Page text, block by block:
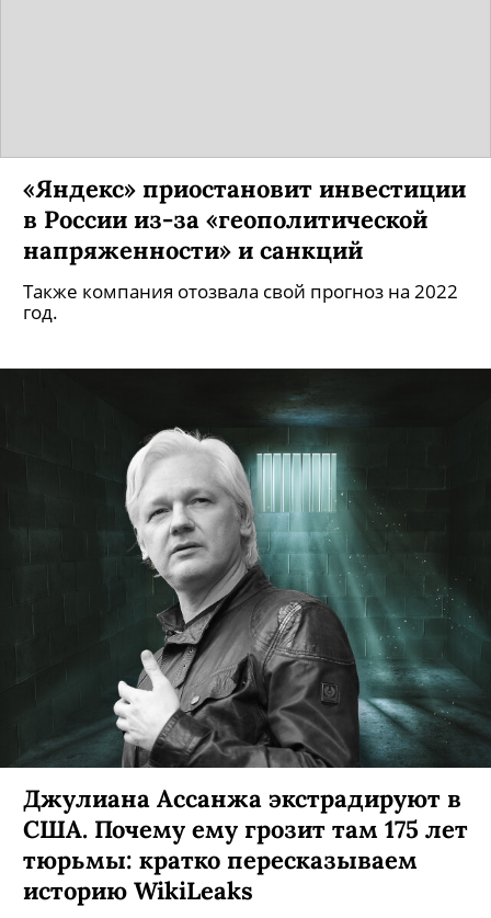
«Яндекс» приостановит инвестиции
в России из-за «геополитической
напряженности» и санкций
Также компания отозвала свой прогноз на 2022
год.
Джулиана Ассанжа экстрадируют в
США. Почему ему грозит там 175 лет
тюрьмы: кратко пересказываем
историю WikiLeaks